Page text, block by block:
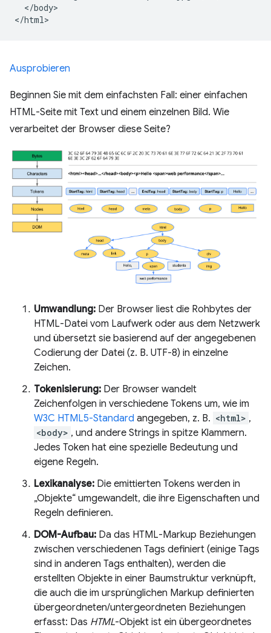
  </body>
Ausprobieren
Beginnen Sie mit dem einfachsten Fall: einer einfachen
HTML-Seite mit Text und einem einzelnen Bild. Wie
verarbeitet der Browser diese Seite?
Umwandlung: Der Browser liest die Rohbytes der
HTML-Datei vom Laufwerk oder aus dem Netzwerk
und übersetzt sie basierend auf der angegebenen
Codierung der Datei (z. B. UTF-8) in einzelne
Zeichen.
Tokenisierung: Der Browser wandelt
Zeichenfolgen in verschiedene Tokens um, wie im
W3C HTML5-Standard angegeben, z. B. <html> ,
<body> , und andere Strings in spitze Klammern.
Jedes Token hat eine spezielle Bedeutung und
eigene Regeln.
Lexikanalyse: Die emittierten Tokens werden in
„Objekte“ umgewandelt, die ihre Eigenschaften und
Regeln definieren.
DOM-Aufbau: Da das HTML-Markup Beziehungen
zwischen verschiedenen Tags definiert (einige Tags
sind in anderen Tags enthalten), werden die
erstellten Objekte in einer Baumstruktur verknüpft,
die auch die im ursprünglichen Markup definierten
übergeordneten/untergeordneten Beziehungen
erfasst: Das HTML-Objekt ist ein übergeordnetes